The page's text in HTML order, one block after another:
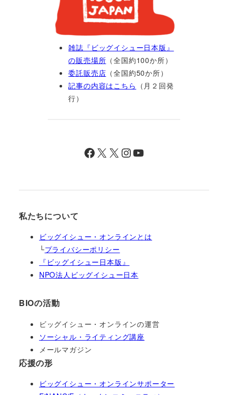
雑誌『ビッグイシュー日本版』
の販売場所 （全国約100か所）
委託販売店 （全国約50か所）
記事の内容はこちら （月２回発
行）
Facebook X X InstagramYouTube
私たちについて
ビッグイシュー・オンラインとは
└プライバシーポリシー
『ビッグイシュー日本版』
NPO法人ビッグイシュー日本
BIOの活動
ビッグイシュー・オンラインの運営
ソーシャル・ライティング講座
メールマガジン
応援の形
ビッグイシュー・オンラインサポーター